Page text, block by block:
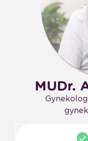
MUDr.